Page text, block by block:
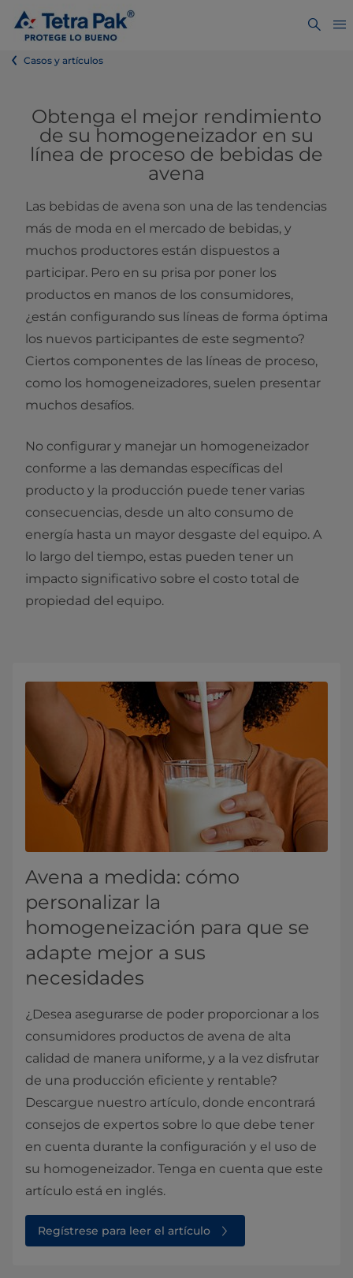
Casos y artículos
Obtenga el mejor rendimiento
de su homogeneizador en su
línea de proceso de bebidas de
avena
Las bebidas de avena son una de las tendencias
más de moda en el mercado de bebidas, y
muchos productores están dispuestos a
participar. Pero en su prisa por poner los
productos en manos de los consumidores,
¿están configurando sus líneas de forma óptima
los nuevos participantes de este segmento?
Ciertos componentes de las líneas de proceso,
como los homogeneizadores, suelen presentar
muchos desafíos.
No configurar y manejar un homogeneizador
conforme a las demandas específicas del
producto y la producción puede tener varias
consecuencias, desde un alto consumo de
energía hasta un mayor desgaste del equipo. A
lo largo del tiempo, estas pueden tener un
impacto significativo sobre el costo total de
propiedad del equipo.
Avena a medida: cómo
personalizar la
homogeneización para que se
adapte mejor a sus
necesidades
¿Desea asegurarse de poder proporcionar a los
consumidores productos de avena de alta
calidad de manera uniforme, y a la vez disfrutar
de una producción eficiente y rentable?
Descargue nuestro artículo, donde encontrará
consejos de expertos sobre lo que debe tener
en cuenta durante la configuración y el uso de
su homogeneizador. Tenga en cuenta que este
artículo está en inglés.
Regístrese para leer el artículo